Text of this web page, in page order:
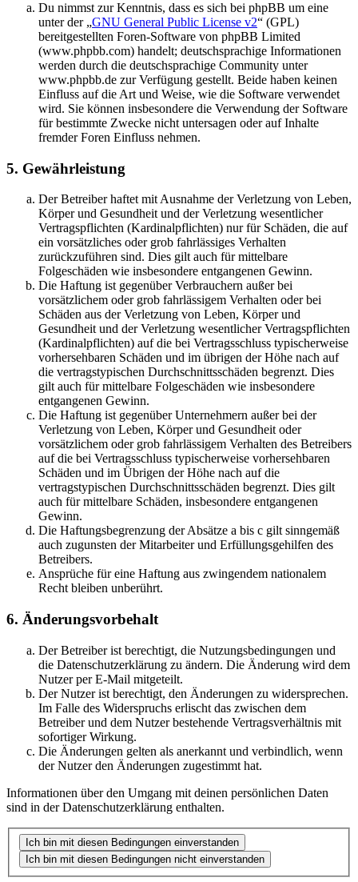
Du nimmst zur Kenntnis, dass es sich bei phpBB um eine
unter der „GNU General Public License v2“ (GPL)
bereitgestellten Foren-Software von phpBB Limited
(www.phpbb.com) handelt; deutschsprachige Informationen
werden durch die deutschsprachige Community unter
www.phpbb.de zur Verfügung gestellt. Beide haben keinen
Einfluss auf die Art und Weise, wie die Software verwendet
wird. Sie können insbesondere die Verwendung der Software
für bestimmte Zwecke nicht untersagen oder auf Inhalte
fremder Foren Einfluss nehmen.
5. Gewährleistung
Der Betreiber haftet mit Ausnahme der Verletzung von Leben,
Körper und Gesundheit und der Verletzung wesentlicher
Vertragspflichten (Kardinalpflichten) nur für Schäden, die auf
ein vorsätzliches oder grob fahrlässiges Verhalten
zurückzuführen sind. Dies gilt auch für mittelbare
Folgeschäden wie insbesondere entgangenen Gewinn.
Die Haftung ist gegenüber Verbrauchern außer bei
vorsätzlichem oder grob fahrlässigem Verhalten oder bei
Schäden aus der Verletzung von Leben, Körper und
Gesundheit und der Verletzung wesentlicher Vertragspflichten
(Kardinalpflichten) auf die bei Vertragsschluss typischerweise
vorhersehbaren Schäden und im übrigen der Höhe nach auf
die vertragstypischen Durchschnittsschäden begrenzt. Dies
gilt auch für mittelbare Folgeschäden wie insbesondere
entgangenen Gewinn.
Die Haftung ist gegenüber Unternehmern außer bei der
Verletzung von Leben, Körper und Gesundheit oder
vorsätzlichem oder grob fahrlässigem Verhalten des Betreibers
auf die bei Vertragsschluss typischerweise vorhersehbaren
Schäden und im Übrigen der Höhe nach auf die
vertragstypischen Durchschnittsschäden begrenzt. Dies gilt
auch für mittelbare Schäden, insbesondere entgangenen
Gewinn.
Die Haftungsbegrenzung der Absätze a bis c gilt sinngemäß
auch zugunsten der Mitarbeiter und Erfüllungsgehilfen des
Betreibers.
Ansprüche für eine Haftung aus zwingendem nationalem
Recht bleiben unberührt.
6. Änderungsvorbehalt
Der Betreiber ist berechtigt, die Nutzungsbedingungen und
die Datenschutzerklärung zu ändern. Die Änderung wird dem
Nutzer per E-Mail mitgeteilt.
Der Nutzer ist berechtigt, den Änderungen zu widersprechen.
Im Falle des Widerspruchs erlischt das zwischen dem
Betreiber und dem Nutzer bestehende Vertragsverhältnis mit
sofortiger Wirkung.
Die Änderungen gelten als anerkannt und verbindlich, wenn
der Nutzer den Änderungen zugestimmt hat.
Informationen über den Umgang mit deinen persönlichen Daten
sind in der Datenschutzerklärung enthalten.